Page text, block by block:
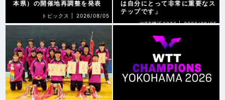
本県）の開催地再調整を発表
トピックス | 2026/08/05
は自分にとって非常に重要なス
テップです」
WTT横浜2026 | 2026/08/05